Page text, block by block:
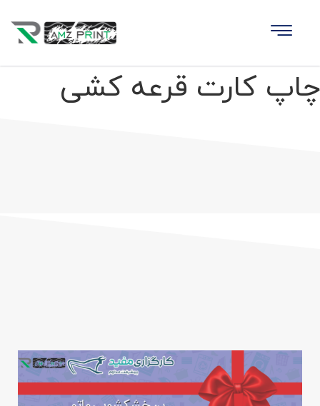
چاپ کارت قرعه کشی